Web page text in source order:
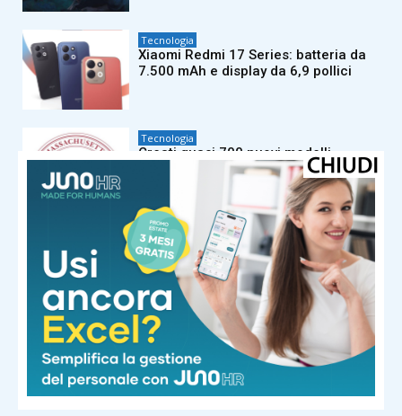
Tecnologia
Xiaomi Redmi 17 Series: batteria da
7.500 mAh e display da 6,9 pollici
Tecnologia
Creati quasi 700 nuovi modelli
cellulari per lo sviluppo di farmaci
Tecnologia
Uli Latukefu sarà Ganondorf nel film
live-action di The Legend of Zelda
Tecnologia
Sviluppato un modello bayesiano per
calcolare la magnitudo dei terremoti
del passato